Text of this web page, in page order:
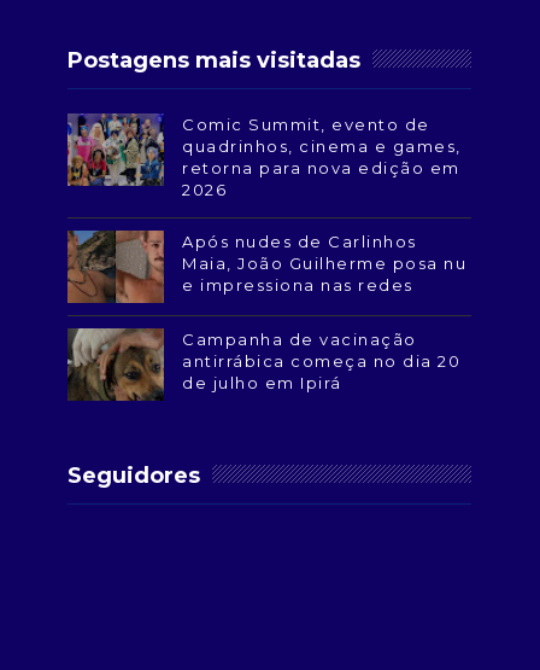
Postagens mais visitadas
Comic Summit, evento de
quadrinhos, cinema e games,
retorna para nova edição em
2026
Após nudes de Carlinhos
Maia, João Guilherme posa nu
e impressiona nas redes
Campanha de vacinação
antirrábica começa no dia 20
de julho em Ipirá
Seguidores